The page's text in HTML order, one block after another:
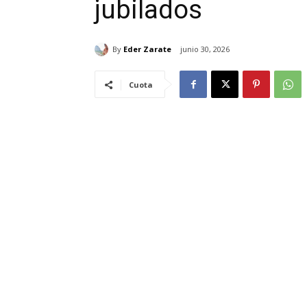
jubilados
By Eder Zarate junio 30, 2026
Cuota